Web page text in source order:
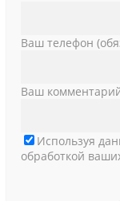
Ваш телефон
Ваш
Используя
обработкой